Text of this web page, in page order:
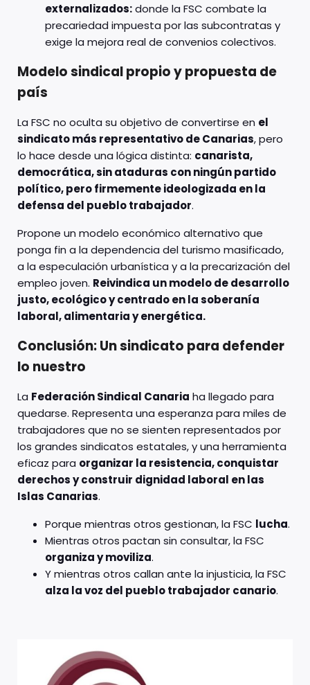
externalizados:donde la FSC combate la
precariedad impuesta por las subcontratas y
exige la mejora real de convenios colectivos.
Modelo sindical propio y propuesta de
país
La FSC no oculta su objetivo de convertirse en el
sindicato más representativo de Canarias, pero
lo hace desde una lógica distinta: canarista,
democrática, sin ataduras con ningún partido
político, pero firmemente ideologizada en la
defensa del pueblo trabajador.
Propone un modelo económico alternativo que
ponga fin a la dependencia del turismo masificado,
a la especulación urbanística y a la precarización del
empleo joven. Reivindica un modelo de desarrollo
justo, ecológico y centrado en la soberanía
laboral, alimentaria y energética.
Conclusión: Un sindicato para defender
lo nuestro
La Federación Sindical Canaria ha llegado para
quedarse. Representa una esperanza para miles de
trabajadores que no se sienten representados por
los grandes sindicatos estatales, y una herramienta
eficaz para organizar la resistencia, conquistar
derechos y construir dignidad laboral en las
Islas Canarias.
Porque mientras otros gestionan, la FSC lucha.
Mientras otros pactan sin consultar, la FSC
organiza y moviliza.
Y mientras otros callan ante la injusticia, la FSC
alza la voz del pueblo trabajador canario.